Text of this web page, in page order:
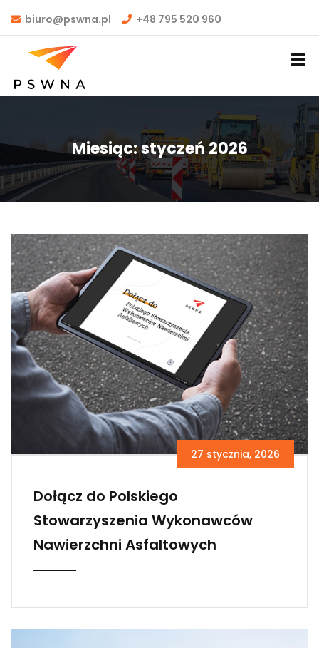
biuro@pswna.pl +48 795 520 960
Miesiąc:styczeń 2026
27 stycznia, 2026
Dołącz do Polskiego
Stowarzyszenia Wykonawców
Nawierzchni Asfaltowych